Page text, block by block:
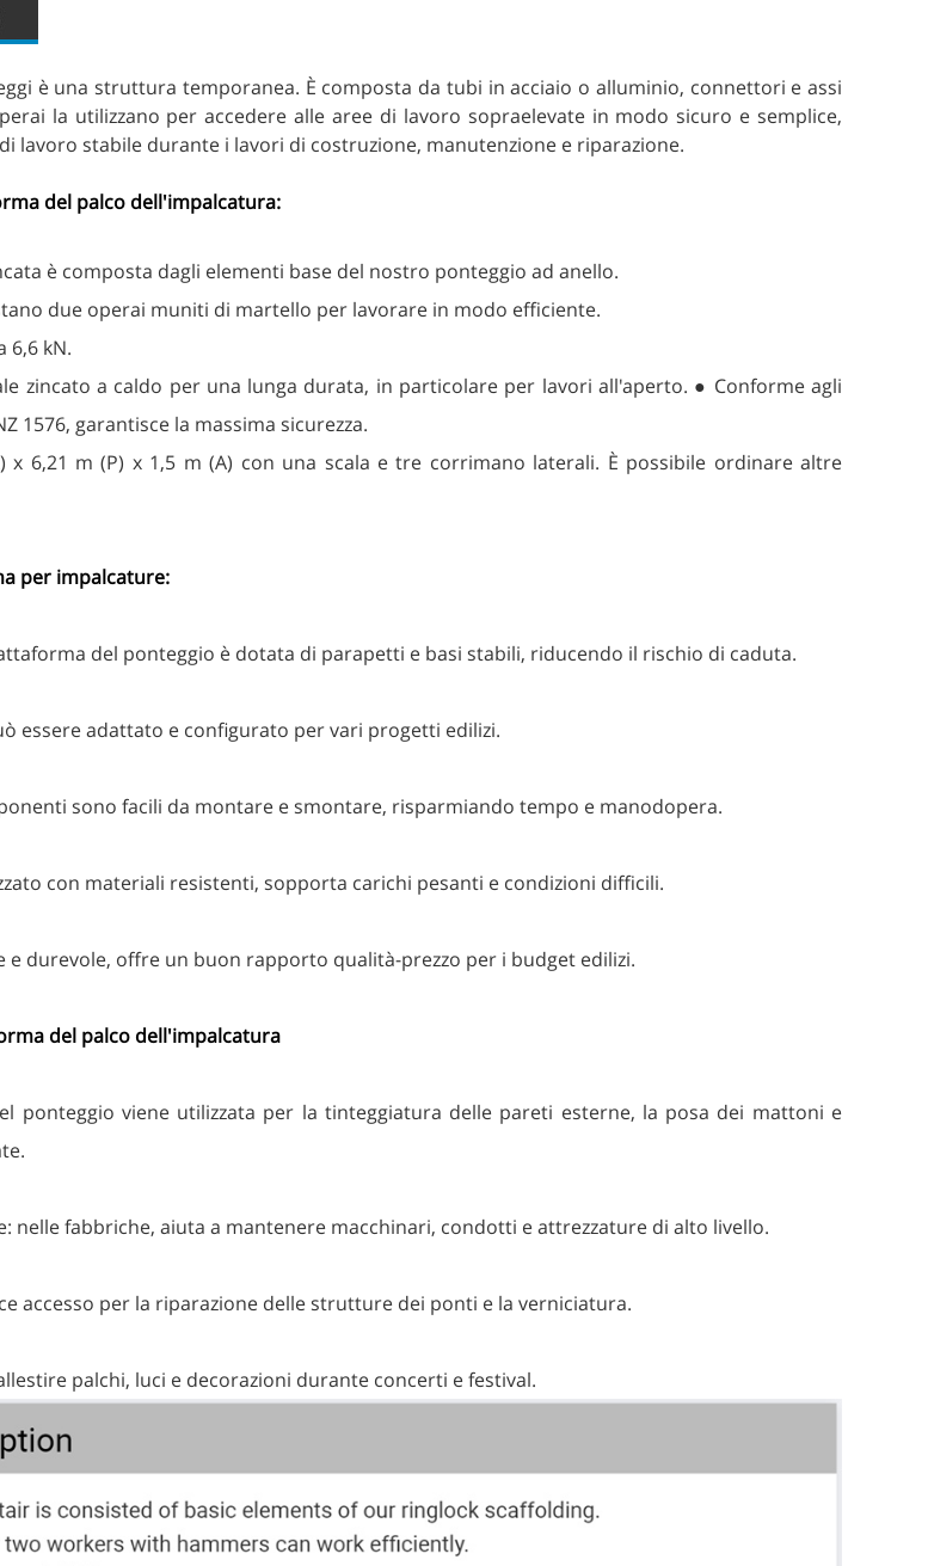
è una struttura temporanea. È composta da tubi in acciaio o alluminio, connettori e assi
la utilizzano per accedere alle aree di lavoro sopraelevate in modo sicuro e semplice,
lavoro stabile durante i lavori di costruzione, manutenzione e riparazione.
del palco dell'impalcatura:
è composta dagli elementi base del nostro ponteggio ad anello.
due operai muniti di martello per lavorare in modo efficiente.
6,6 kN.
zincato a caldo per una lunga durata, in particolare per lavori all'aperto. ● Conforme agli
1576, garantisce la massima sicurezza.
x 6,21 m (P) x 1,5 m (A) con una scala e tre corrimano laterali. È possibile ordinare altre
per impalcature:
del ponteggio è dotata di parapetti e basi stabili, riducendo il rischio di caduta.
essere adattato e configurato per vari progetti edilizi.
sono facili da montare e smontare, risparmiando tempo e manodopera.
con materiali resistenti, sopporta carichi pesanti e condizioni difficili.
e durevole, offre un buon rapporto qualità-prezzo per i budget edilizi.
del palco dell'impalcatura
ponteggio viene utilizzata per la tinteggiatura delle pareti esterne, la posa dei mattoni e
nelle fabbriche, aiuta a mantenere macchinari, condotti e attrezzature di alto livello.
accesso per la riparazione delle strutture dei ponti e la verniciatura.
palchi, luci e decorazioni durante concerti e festival.